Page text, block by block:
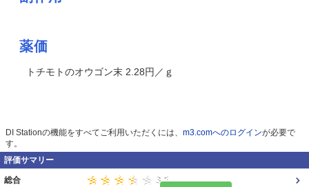
薬価
トチモトのオウゴン末 2.28円／ｇ
DI Stationの機能をすべてご利用いただくには、 m3.comへのログインが必要で
す。
評価サマリー
総合